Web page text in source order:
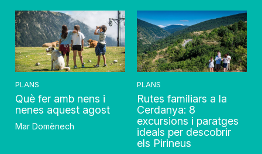
PLANS
Què fer amb nens i
nenes aquest agost
Mar Domènech
PLANS
Rutes familiars a la
Cerdanya: 8
excursions i paratges
ideals per descobrir
els Pirineus